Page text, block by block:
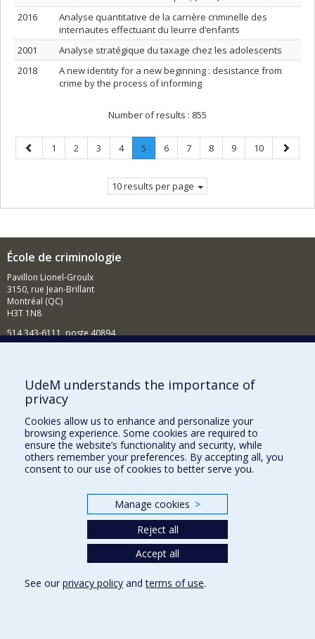
2016
Analyse quantitative de la carrière criminelle des
internautes effectuant du leurre d’enfants
2001
Analyse stratégique du taxage chez les adolescents
2018
A new identity for a new beginning : desistance from
crime by the process of informing
Number of results : 855
Previous
page
Page
1 Page
2 Page
3 Page
4 Page
5
Current
Page
6 Page
7 Page
8 Page
9 Page
10
Next
page
10 results per page
École de criminologie
Pavillon Lionel-Groulx
3150, rue Jean-Brillant
Montréal (QC)
H3T 1N8
514 343-6111, poste 40894
Comment soutenir l'École?
BESOIN D'AIDE?
Plan du site
Signaler une erreur
Accessibilité
Nos départements et écoles
UdeM understands the importance of
privacy
Cookies allow us to enhance and personalize your
browsing experience. Some cookies are required to
ensure the website’s functionality and security, while
others remember your preferences. By accepting all, you
consent to our use of cookies to better serve you.
Manage cookies >
Reject all
Accept all
See our privacy policy andterms of use.